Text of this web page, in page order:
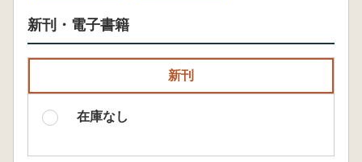
新刊・電子書籍
新刊
在庫なし